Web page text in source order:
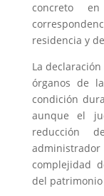
concreto
residencia y
La
órganos de
condición
aunque el
reducción
complejidad
del